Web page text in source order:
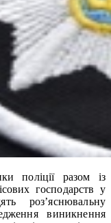
поліції разом із
господарств у
роз’яснювальну
виникнення